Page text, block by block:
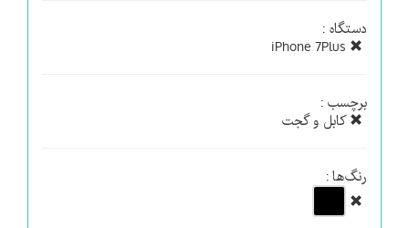
دستگاه :
برچسب :
کابل و گجت
رنگ‌ها :